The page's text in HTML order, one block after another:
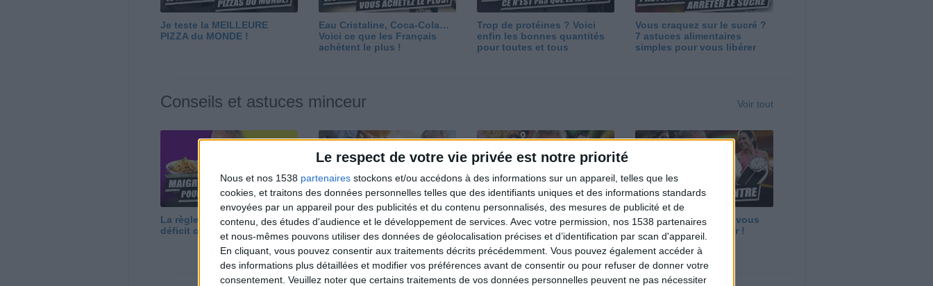
Le respect de votre vie privée est notre priorité
Nous et nos 1538 partenaires stockons et/ou accédons à des informations sur un appareil, telles que les
cookies, et traitons des données personnelles telles que des identifiants uniques et des informations standards
envoyées par un appareil pour des publicités et du contenu personnalisés, des mesures de publicité et de
contenu, des études d'audience et le développement de services. Avec votre permission, nos 1538 partenaires
et nous-mêmes pouvons utiliser des données de géolocalisation précises et d’identification par scan d'appareil.
En cliquant, vous pouvez consentir aux traitements décrits précédemment. Vous pouvez également accéder à
des informations plus détaillées et modifier vos préférences avant de consentir ou pour refuser de donner votre
consentement. Veuillez noter que certains traitements de vos données personnelles peuvent ne pas nécessiter
Je teste la MEILLEURE
PIZZA du MONDE !
Eau Cristaline, Coca-Cola…
Voici ce que les Français
achètent le plus !
Trop de protéines ? Voici
enfin les bonnes quantités
pour toutes et tous
Vous craquez sur le sucré ?
7 astuces alimentaires
simples pour vous libérer
Conseils et astuces minceur Voir tout
La règle N°1 pour maigrir : le
déficit calorique
Perdre 10 kg : ma méthode
est imparable
Et après la perte de poids ?
Je fais comment ?
Maigrir vite ? Ce que vous
devez vraiment savoir !